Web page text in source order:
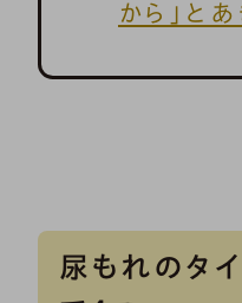
から」と
尿もれのタ